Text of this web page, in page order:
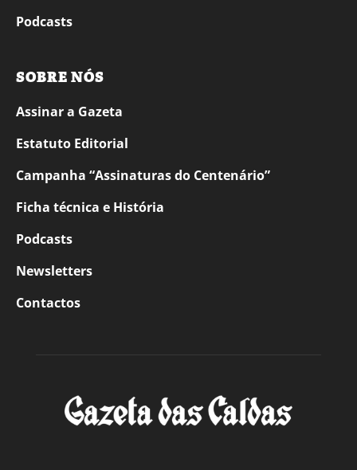
Podcasts
SOBRE NÓS
Assinar a Gazeta
Estatuto Editorial
Campanha “Assinaturas do Centenário”
Ficha técnica e História
Podcasts
Newsletters
Contactos